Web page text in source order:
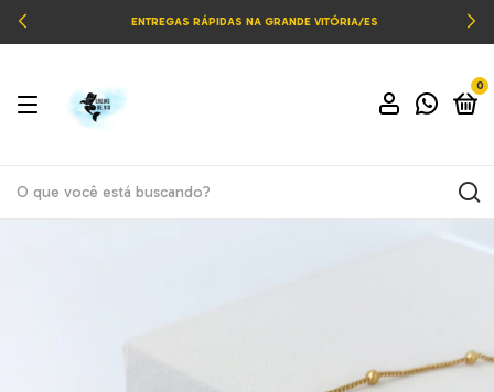
ENTREGAS RÁPIDAS NA GRANDE VITÓRIA/ES
0